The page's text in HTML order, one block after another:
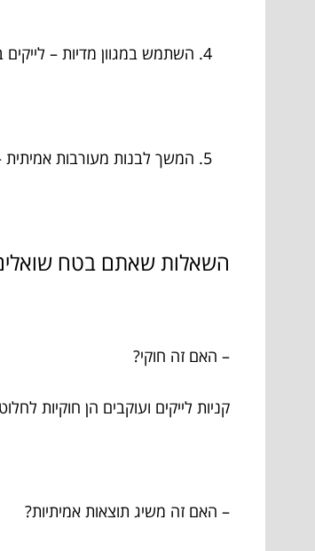
השתמש במגוון מדיות –
המשך לבנות מעורבות
השאלות שאתם בטח
– האם זה חוקי?
קניות לייקים ועוקבים הן חוקיות
– האם זה משיג תוצאות אמיתיות?